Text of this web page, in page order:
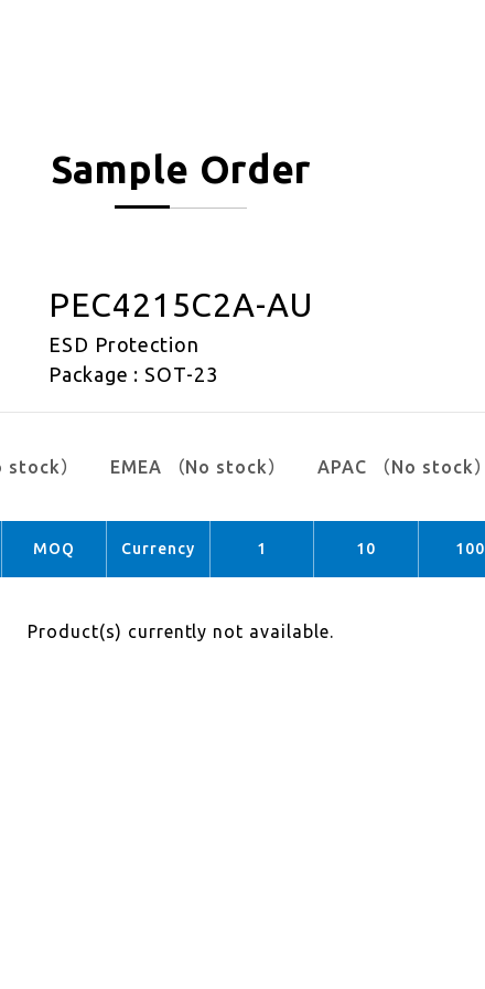
Sample Order
PEC4215C2A-AU
ESD Protection
Package : SOT-23
stock） EMEA （No stock） APAC （No stock）
MOQ Currency 1 10 100
Product(s) currently not available.